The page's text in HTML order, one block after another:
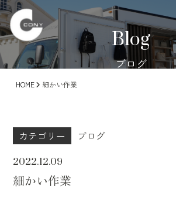
Blog
ブログ
HOME 細かい作業
カテゴリー ブログ
2022.12.09
細かい作業